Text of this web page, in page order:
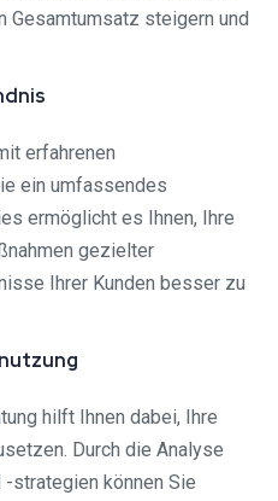
Gesamtumsatz steigern und
erfahrenen
ein umfassendes
ermöglicht es Ihnen, Ihre
gezielter
Ihrer Kunden besser zu
hilft Ihnen dabei, Ihre
Durch die Analyse
strategien können Sie